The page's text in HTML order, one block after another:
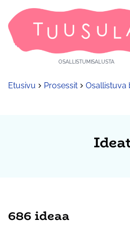
OSALLISTUMISALUSTA
Etusivu Prosessit Osallistuva
686 ideaa